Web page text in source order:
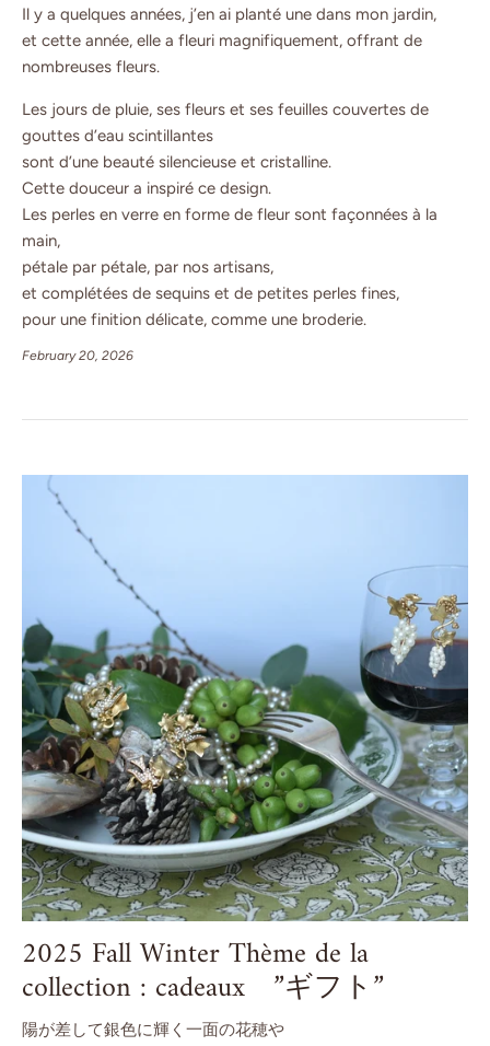
Il y a quelques années, j’en ai planté une dans mon jardin,
et cette année, elle a fleuri magnifiquement, offrant de
nombreuses fleurs.
Les jours de pluie, ses fleurs et ses feuilles couvertes de
gouttes d’eau scintillantes
sont d’une beauté silencieuse et cristalline.
Cette douceur a inspiré ce design.
Les perles en verre en forme de fleur sont façonnées à la
main,
pétale par pétale, par nos artisans,
et complétées de sequins et de petites perles fines,
pour une finition délicate, comme une broderie.
February 20, 2026
2025 Fall Winter Thème de la
collection : cadeaux ”ギフト”
陽が差して銀色に輝く一面の花穂や